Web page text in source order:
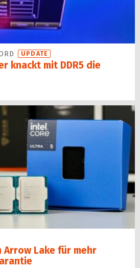
UPDATE
knackt mit DDR5 die
Arrow Lake für mehr